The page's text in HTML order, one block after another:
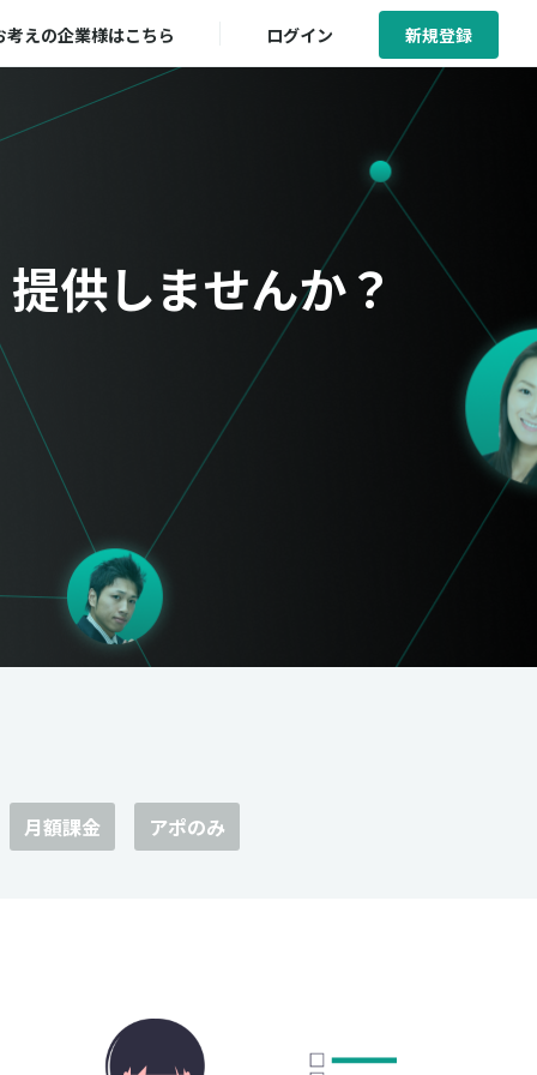
考えの企業様はこちら ログイン 新規登録
提供しませんか？
月額課金 アポのみ